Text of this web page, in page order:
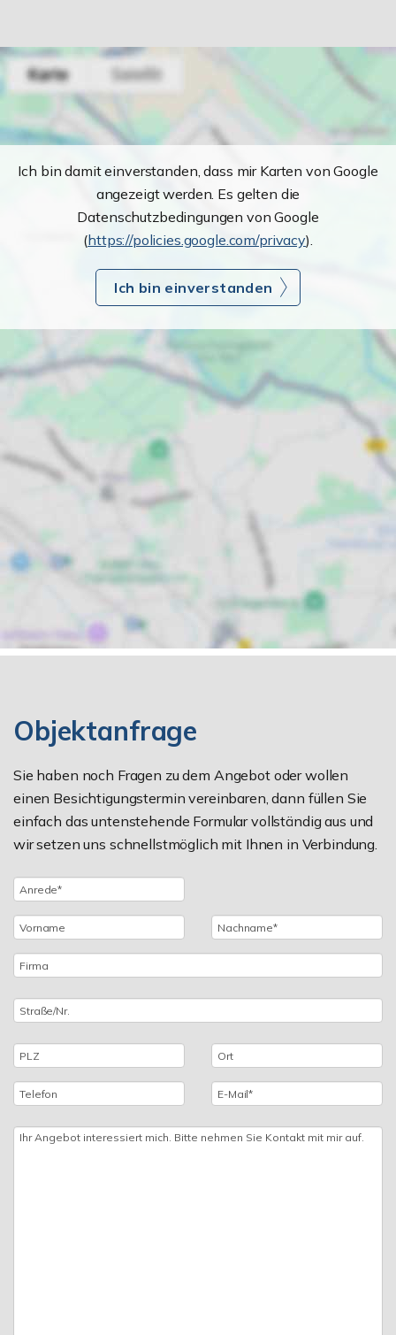
Ich bin damit einverstanden, dass mir Karten von Google
angezeigt werden. Es gelten die
Datenschutzbedingungen von Google
(https://policies.google.com/privacy).
Ich bin einverstanden
Objektanfrage
Sie haben noch Fragen zu dem Angebot oder wollen
einen Besichtigungstermin vereinbaren, dann füllen Sie
einfach das untenstehende Formular vollständig aus und
wir setzen uns schnellstmöglich mit Ihnen in Verbindung.